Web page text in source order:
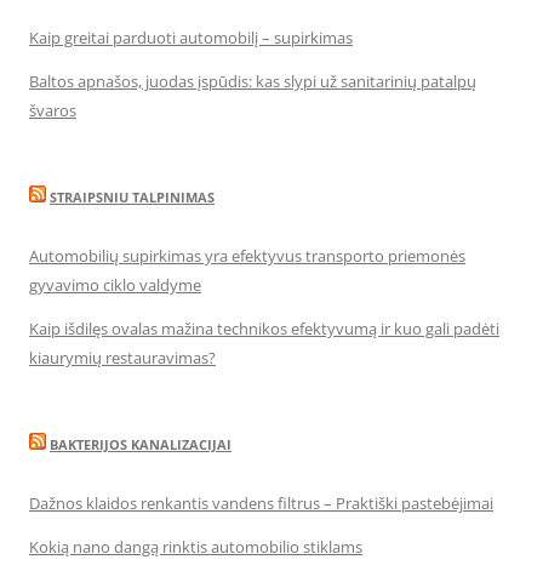
Kaip greitai parduoti automobilį – supirkimas
Baltos apnašos, juodas įspūdis: kas slypi už sanitarinių patalpų
švaros
STRAIPSNIU TALPINIMAS
Automobilių supirkimas yra efektyvus transporto priemonės
gyvavimo ciklo valdyme
Kaip išdilęs ovalas mažina technikos efektyvumą ir kuo gali padėti
kiaurymių restauravimas?
BAKTERIJOS KANALIZACIJAI
Dažnos klaidos renkantis vandens filtrus – Praktiški pastebėjimai
Kokią nano dangą rinktis automobilio stiklams